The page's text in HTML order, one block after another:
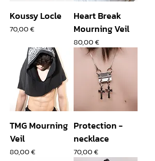
Koussy Locle
Prix
70,00 €
Heart Break
Mourning Veil
Prix
80,00 €
TMG Mourning
Veil
Prix
80,00 €
Protection -
necklace
Prix
70,00 €